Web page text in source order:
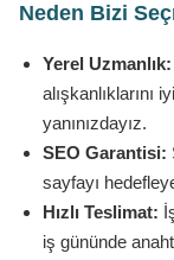
Neden Bizi
Yerel Uzmanlık:
alışkanlıklarını
yanınızdayız.
SEO Garantisi:
sayfayı
Hızlı Teslimat:
iş gününde